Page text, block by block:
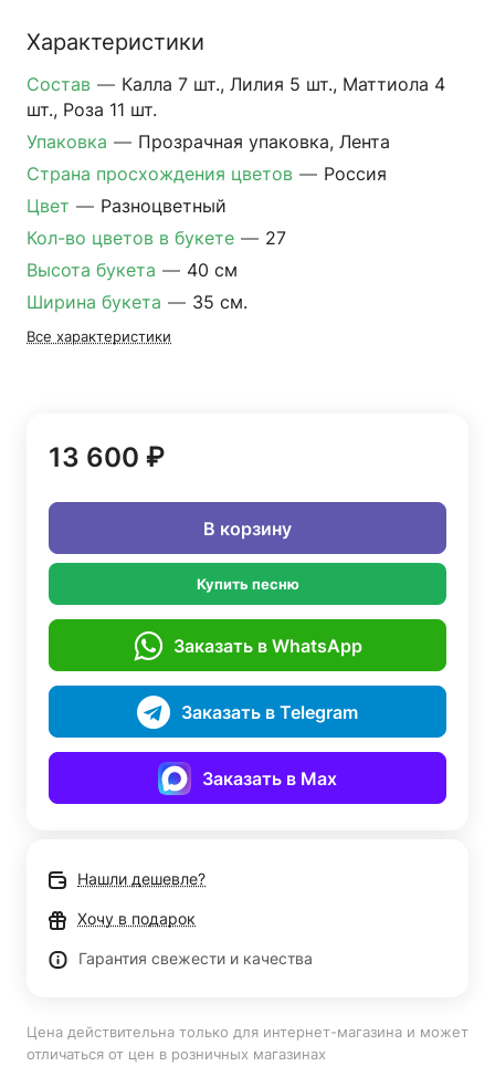
Характеристики
Состав — Калла 7 шт., Лилия 5 шт., Маттиола 4
шт., Роза 11 шт.
Упаковка — Прозрачная упаковка, Лента
Страна просхождения цветов — Россия
Цвет — Разноцветный
Кол-во цветов в букете — 27
Высота букета — 40 см
Ширина букета — 35 см.
Все характеристики
13 600 ₽
В корзину
Купить песню
Заказать в WhatsApp
Заказать в Telegram
Заказать в Max
Нашли дешевле?
Хочу в подарок
Гарантия свежести и качества
Цена действительна только для интернет-магазина и может
отличаться от цен в розничных магазинах